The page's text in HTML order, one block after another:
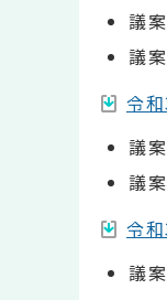
議
議
令
議
議
令
議